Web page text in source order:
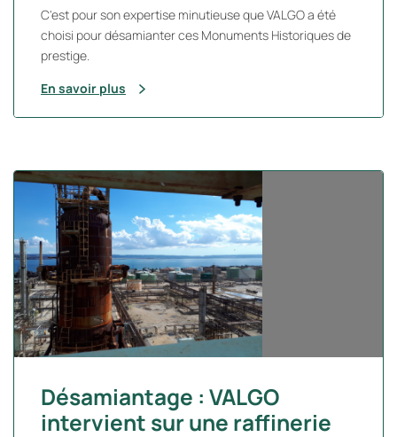
C'est pour son expertise minutieuse que VALGO a été
choisi pour désamianter ces Monuments Historiques de
prestige.
En savoir plus
Désamiantage : VALGO
intervient sur une raffinerie